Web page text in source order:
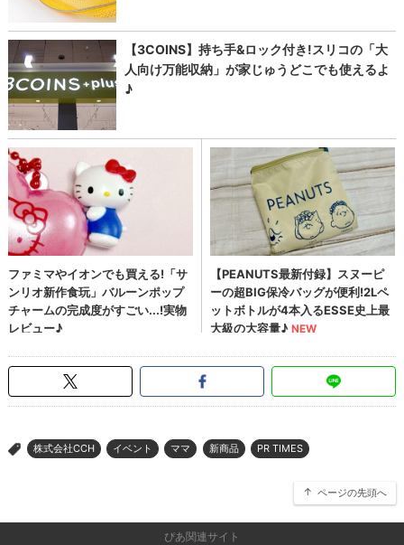
> 株式会社CCH イベント ママ 新商品 PR TIMES
ページの先頭へ
ぴあ関連サイト